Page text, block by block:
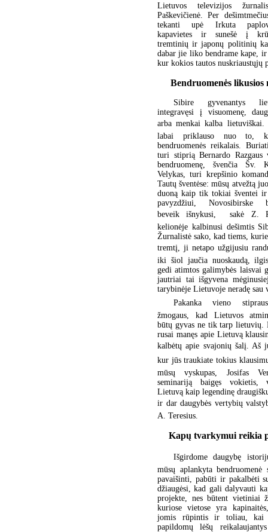
Lietuvos televizijos
Paškevičienė. Per
tekanti upė Irkuta
kapavietes ir sunešė į
tremtinių ir japonų politinių
dabar jie liko bendrame kape, ir
kur kokios tautos nuskriaustųjų
Bendruomenės likusios
Sibire gyvenantys
integravęsi į visuomenę,
arba menkai kalba lietuviškai.
labai priklauso nuo to,
bendruomenės reikalais.
turi stiprią Bernardo Razgaus
bendruomenę, švenčia Šv.
Velykas, turi krepšinio
Tautų šventėse: mūsų atvežtą
duoną kaip tik tokiai šventei
pavyzdžiui, Novosibirske
beveik išnykusi,  sakė Z.
kelionėje kalbinusi dešimtis
Žurnalistė sako, kad tiems,
tremtį, ji netapo užgijusiu
iki šiol jaučia nuoskaudą,
gedi atimtos galimybės laisvai
jautriai tai išgyvena
tarybinėje Lietuvoje neradę sau
Pakanka vieno
žmogaus, kad Lietuvos
būtų gyvas ne tik tarp lietuvių.
rusai manęs apie Lietuvą
kalbėtų apie svajonių šalį. Aš
kur jūs traukiate tokius
mūsų vyskupas, Josifas
seminariją baigęs vokietis,
Lietuvą kaip legendinę
ir dar daugybės vertybių
A. Teresius.
Kapų tvarkymui reikia
Išgirdome daugybę
mūsų aplankyta bendruomenė
pavaišinti, pabūti ir pakalbėti
džiaugėsi, kad gali dalyvauti
projekte, nes būtent vietiniai
kuriose vietose yra
jomis rūpintis ir toliau, kai
papildomų lėšų